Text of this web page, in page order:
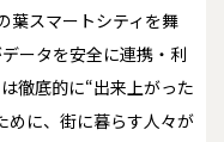
葉スマートシティを舞
ータを安全に連携・利
徹底的に“出来上がった
めに、街に暮らす人々が